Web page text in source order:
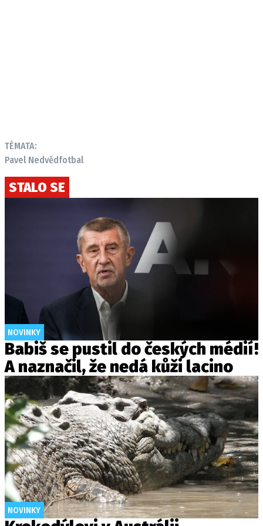
TÉMATA:
Pavel Nedvědfotbal
STALO SE
NOVINKY
Babiš se pustil do českých médií!
A naznačil, že nedá kůži lacino
NOVINKY